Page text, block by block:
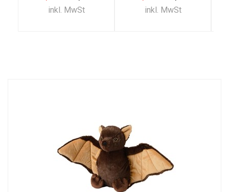
inkl. MwSt
inkl. MwSt